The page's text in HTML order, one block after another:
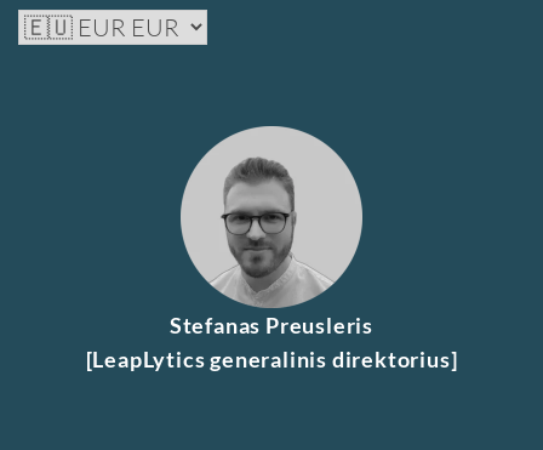
Stefanas Preusleris
[LeapLytics generalinis direktorius]